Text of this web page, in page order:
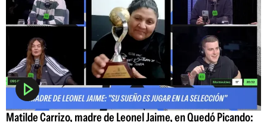
Matilde Carrizo, madre de Leonel Jaime, en Quedó Picando: